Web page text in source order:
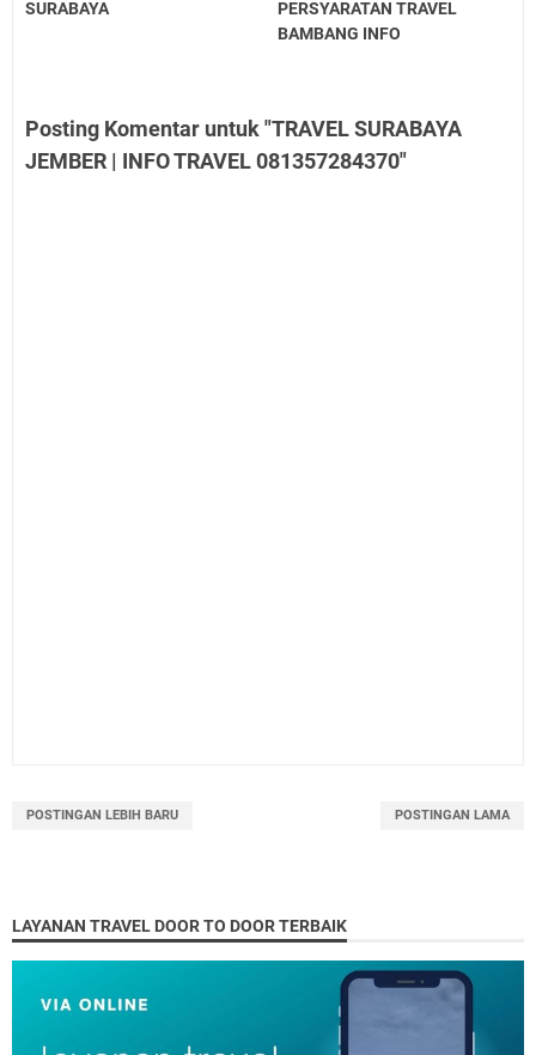
SURABAYA
PERSYARATAN TRAVEL
BAMBANG INFO
Posting Komentar untuk "TRAVEL SURABAYA
JEMBER | INFO TRAVEL 081357284370"
POSTINGAN LEBIH BARU POSTINGAN LAMA
LAYANAN TRAVEL DOOR TO DOOR TERBAIK